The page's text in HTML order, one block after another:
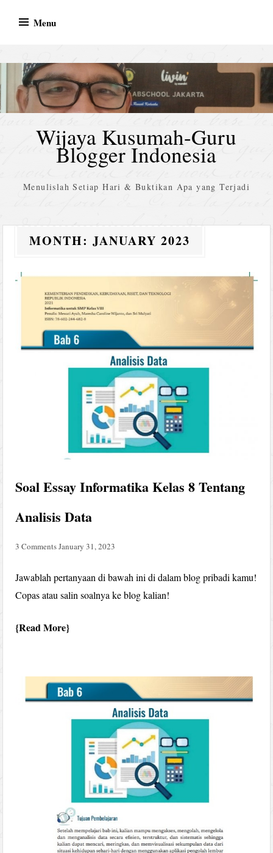
Menu
Wijaya Kusumah-Guru
Blogger Indonesia
Menulislah Setiap Hari & Buktikan Apa yang Terjadi
MONTH:JANUARY 2023
Soal Essay Informatika Kelas 8 Tentang
Analisis Data
3 CommentsJanuary 31, 2023
Jawablah pertanyaan di bawah ini di dalam blog pribadi kamu!
Copas atau salin soalnya ke blog kalian!
Read More